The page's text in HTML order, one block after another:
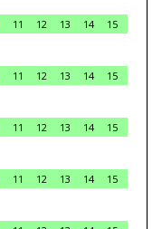
11 12 13 14
15
11 12 13 14
15
11 12 13 14
15
11 12 13 14
15